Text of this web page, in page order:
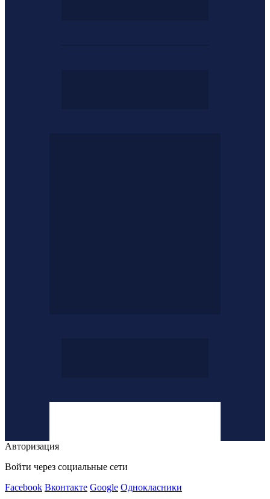
Авторизация
Войти через социальные сети
Facebook Вконтакте Google Однокласники